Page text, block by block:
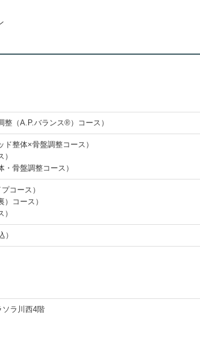
整（A.P.バランス®）コース）
整体×骨盤調整コース）
骨盤調整コース）
コース）
コース）
ソラ川西4階